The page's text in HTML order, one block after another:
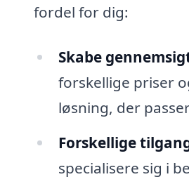
fordel for dig:
Skabe
forskellige priser
løsning, der
Forskellige
specialisere sig i